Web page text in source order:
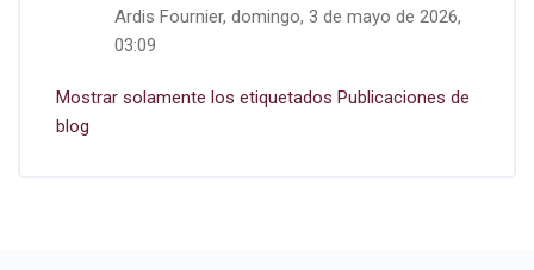
Ardis Fournier, domingo, 3 de mayo de 2026,
03:09
Mostrar solamente los etiquetados Publicaciones de
blog